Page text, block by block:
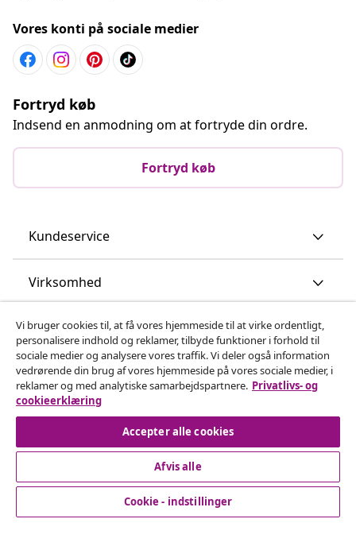
Vores konti på sociale medier
Fortryd køb
Indsend en anmodning om at fortryde din ordre.
Fortryd køb
Kundeservice
Virksomhed
vidaXL
Opdag mere
© 2008-2026 www.vidaxl.dk er et website under vidaXL
Marketplace Europe B.V.
Vi bruger cookies til, at få vores hjemmeside til at virke ordentligt,
personalisere indhold og reklamer, tilbyde funktioner i forhold til
sociale medier og analysere vores traffik. Vi deler også information
vedrørende din brug af vores hjemmeside på vores sociale medier, i
reklamer og med analytiske samarbejdspartnere. Privatlivs- og
cookieerklæring
Accepter alle cookies
Afvis alle
Cookie - indstillinger